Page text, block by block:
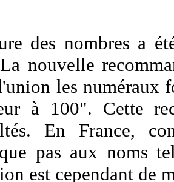
des nombres a
nouvelle
les numéraux
à 100". Cette
En France,
pas aux noms
est cependant de